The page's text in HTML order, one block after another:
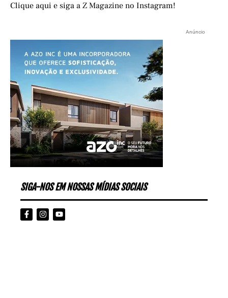
Clique aqui e siga a Z Magazine no Instagram!
Anúncio
SIGA-NOS EM NOSSAS MÍDIAS SOCIAIS